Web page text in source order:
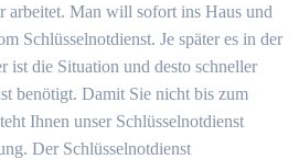
arbeitet. Man will sofort ins Haus und
Schlüsselnotdienst. Je später es in der
ist die Situation und desto schneller
benötigt. Damit Sie nicht bis zum
Ihnen unser Schlüsselnotdienst
Der Schlüsselnotdienst